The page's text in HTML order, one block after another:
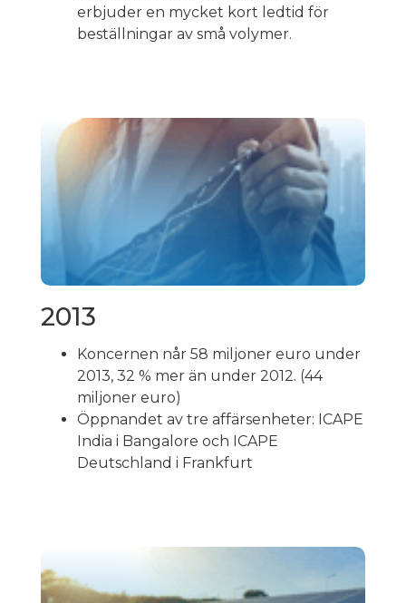
erbjuder en mycket kort ledtid för
beställningar av små volymer.
2013
Koncernen når 58 miljoner euro under
2013, 32 % mer än under 2012. (44
miljoner euro)
Öppnandet av tre affärsenheter: ICAPE
India i Bangalore och ICAPE
Deutschland i Frankfurt